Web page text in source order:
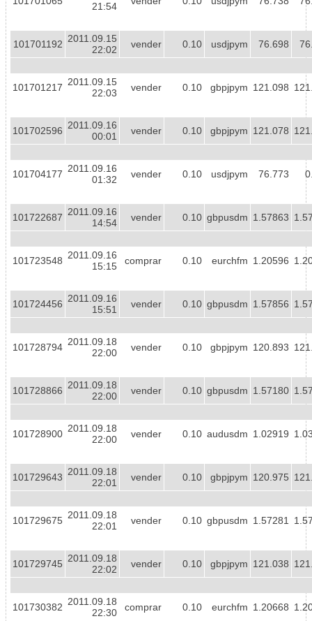
21:54
101701192 2011.09.15
22:02
vender 0.10 usdjpym 76.698
101701217 2011.09.15
22:03
vender 0.10 gbpjpym 121.098
101702596 2011.09.16
00:01
vender 0.10 gbpjpym 121.078
101704177 2011.09.16
01:32
vender 0.10 usdjpym 76.773
101722687 2011.09.16
14:54
vender 0.10 gbpusdm 1.57863
101723548 2011.09.16
15:15
comprar 0.10 eurchfm 1.20596
101724456 2011.09.16
15:51
vender 0.10 gbpusdm 1.57856
101728794 2011.09.18
22:00
vender 0.10 gbpjpym 120.893
101728866 2011.09.18
22:00
vender 0.10 gbpusdm 1.57180
101728900 2011.09.18
22:00
vender 0.10 audusdm 1.02919
101729643 2011.09.18
22:01
vender 0.10 gbpjpym 120.975
101729675 2011.09.18
22:01
vender 0.10 gbpusdm 1.57281
101729745 2011.09.18
22:02
vender 0.10 gbpjpym 121.038
101730382 2011.09.18
22:30
comprar 0.10 eurchfm 1.20668